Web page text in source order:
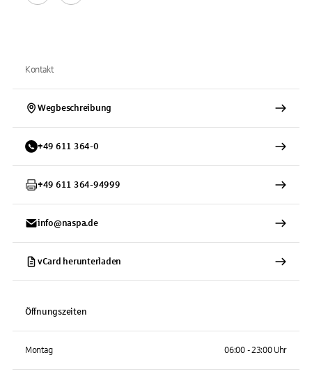
Kontakt
Wegbeschreibung
+49 611 364-0
+49 611 364-94999
info@naspa.de
vCard herunterladen
Öffnungszeiten
Montag 06:00 - 23:00 Uhr